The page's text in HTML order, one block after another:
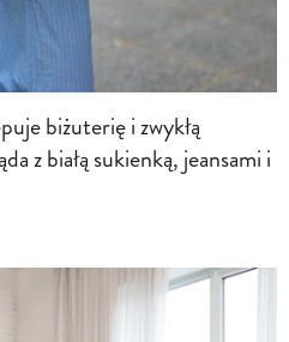
biżuterię i zwykłą
z białą sukienką, jeansami i